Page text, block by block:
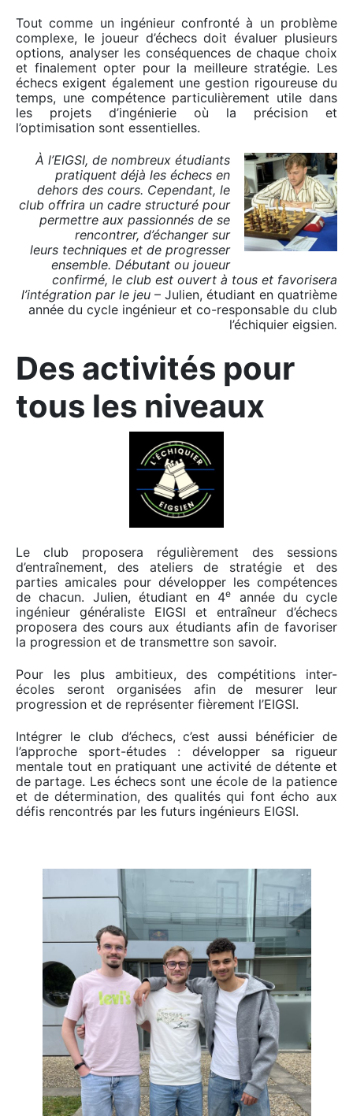
Tout comme un ingénieur confronté à un problème
complexe, le joueur d’échecs doit évaluer plusieurs
options, analyser les conséquences de chaque choix
et finalement opter pour la meilleure stratégie. Les
échecs exigent également une gestion rigoureuse du
temps, une compétence particulièrement utile dans
les projets d’ingénierie où la précision et
l’optimisation sont essentielles.
À l’EIGSI, de nombreux étudiants
pratiquent déjà les échecs en
dehors des cours. Cependant, le
club offrira un cadre structuré pour
permettre aux passionnés de se
rencontrer, d’échanger sur
leurs techniques et de progresser
ensemble. Débutant ou joueur
confirmé, le club est ouvert à tous et favorisera
l’intégration par le jeu – Julien, étudiant en quatrième
année du cycle ingénieur et co-responsable du club
l’échiquier eigsien.
Des activités pour
tous les niveaux
Le club proposera régulièrement des sessions
d’entraînement, des ateliers de stratégie et des
parties amicales pour développer les compétences
de chacun. Julien, étudiant en 4e
année du cycle
ingénieur généraliste EIGSI et entraîneur d’échecs
proposera des cours aux étudiants afin de favoriser
la progression et de transmettre son savoir.
Pour les plus ambitieux, des compétitions inter-
écoles seront organisées afin de mesurer leur
progression et de représenter fièrement l’EIGSI.
Intégrer le club d’échecs, c’est aussi bénéficier de
l’approche sport-études : développer sa rigueur
mentale tout en pratiquant une activité de détente et
de partage. Les échecs sont une école de la patience
et de détermination, des qualités qui font écho aux
défis rencontrés par les futurs ingénieurs EIGSI.